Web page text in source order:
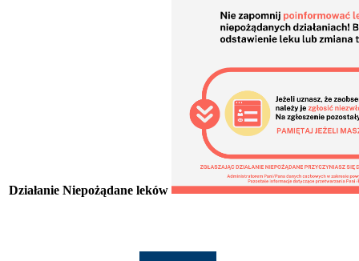
Działanie Niepożądane leków